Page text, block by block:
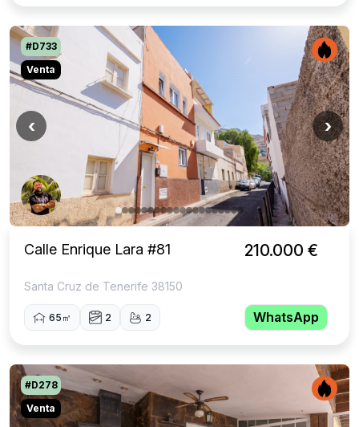
‹ ›
#D733
Venta
Calle Enrique Lara #81
Santa Cruz de Tenerife 38150
65㎡ 2 2
210.000 €
WhatsApp
#D278
Venta